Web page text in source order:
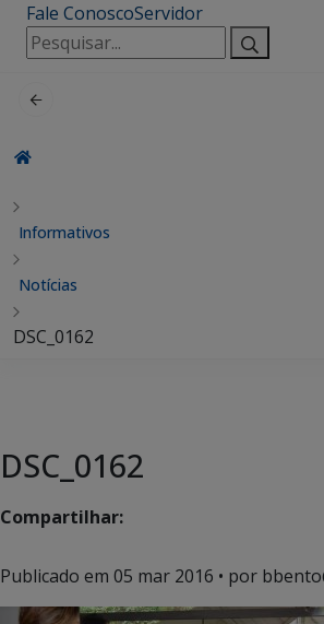
Fale ConoscoServidor
Pesquisar
por:
Informativos
Notícias
DSC_0162
DSC_0162
Compartilhar:
Publicado em 05 mar 2016 • por